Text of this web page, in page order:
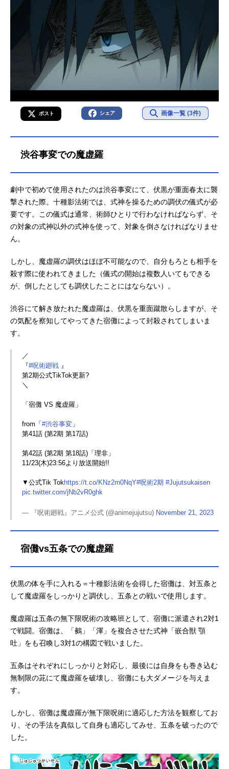
ポスト シェア 画像一覧 (3件)
渋谷事変での魔虚羅
劇中で初めて使用されたのは渋谷事変にて、伏黒が重面春太に襲
撃された際。十種影法術では、式神を操るための調伏の儀式が必
要です。この儀式は通常、術師ひとりで行わなければならず、そ
の対象の式神以外の式神を使って、対象を倒さなければなりませ
ん。
しかし、魔虚羅の調伏はほぼ不可能なので、自分もろとも相手を
殺す際に使われてきました（儀式の開始は複数人いてもできる
が、倒したとしても調伏したことにはならない）。
渋谷にて解き放たれた魔虚羅は、伏黒を重面蹴散らしますが、そ
の気配を察知してやってきた宿儺によって封殺されてしまいま
す。
／
『#呪術廻戦』
第2期公式TikTok更新?
＼
「宿儺 VS 魔虚羅」
from「 #渋谷事変」
第41話 (第2期 第17話)
第42話 (第2期 第18話)「理非」
11/23(木)23:56より放送開始!!
▼公式Tik Tokhttps://t.co/KNz2rn0NqY#呪術2期 #Jujutsukaisen
pic.twitter.com/jNb2vR0ghk
— 『呪術廻戦』アニメ公式 (@animejujutsu) November 21, 2023
宿儺vs五条での魔虚羅
伏黒の体を手に入れる＝十種影法術を会得した宿儺は、対五条と
して魔虚羅をしっかりと調伏し、五条との戦いで使用します。
魔虚羅は五条の無下限呪術の攻略班として、宿儺に派遣され2対1
で戦闘。宿儺は、「鵺」「渾」を複合させた式神「嵌合獣 顎
吐」をも召喚し3対1の構図で戦いました。
五条はそれぞれにしっかりと対応し、最後には自身をも巻き込む
無制限の茈にて魔虚羅を破壊し、宿儺にも大ダメージを与えま
す。
しかし、宿儺は魔虚羅が無下限呪術に適応した方法を観察してお
り、その手法を真似して自身も適応してみせ、五条を破ったので
した。